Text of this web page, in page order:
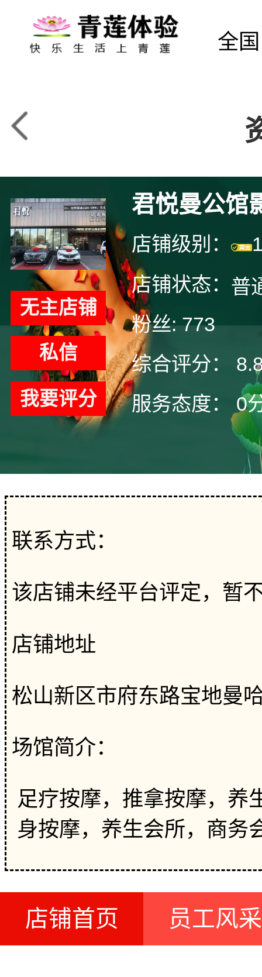
全国
无主店铺
私信
我要评分
君悦曼公馆
店铺级别：
店铺状态： 普
粉丝: 773
综合评分：
服务态度：
0
联系方式：
该店铺未经平台评定，暂
店铺地址
松山新区市府东路宝地曼
场馆简介：
足疗按摩，推拿按摩，养
身按摩，养生会所，商务
店铺首页 员工风采